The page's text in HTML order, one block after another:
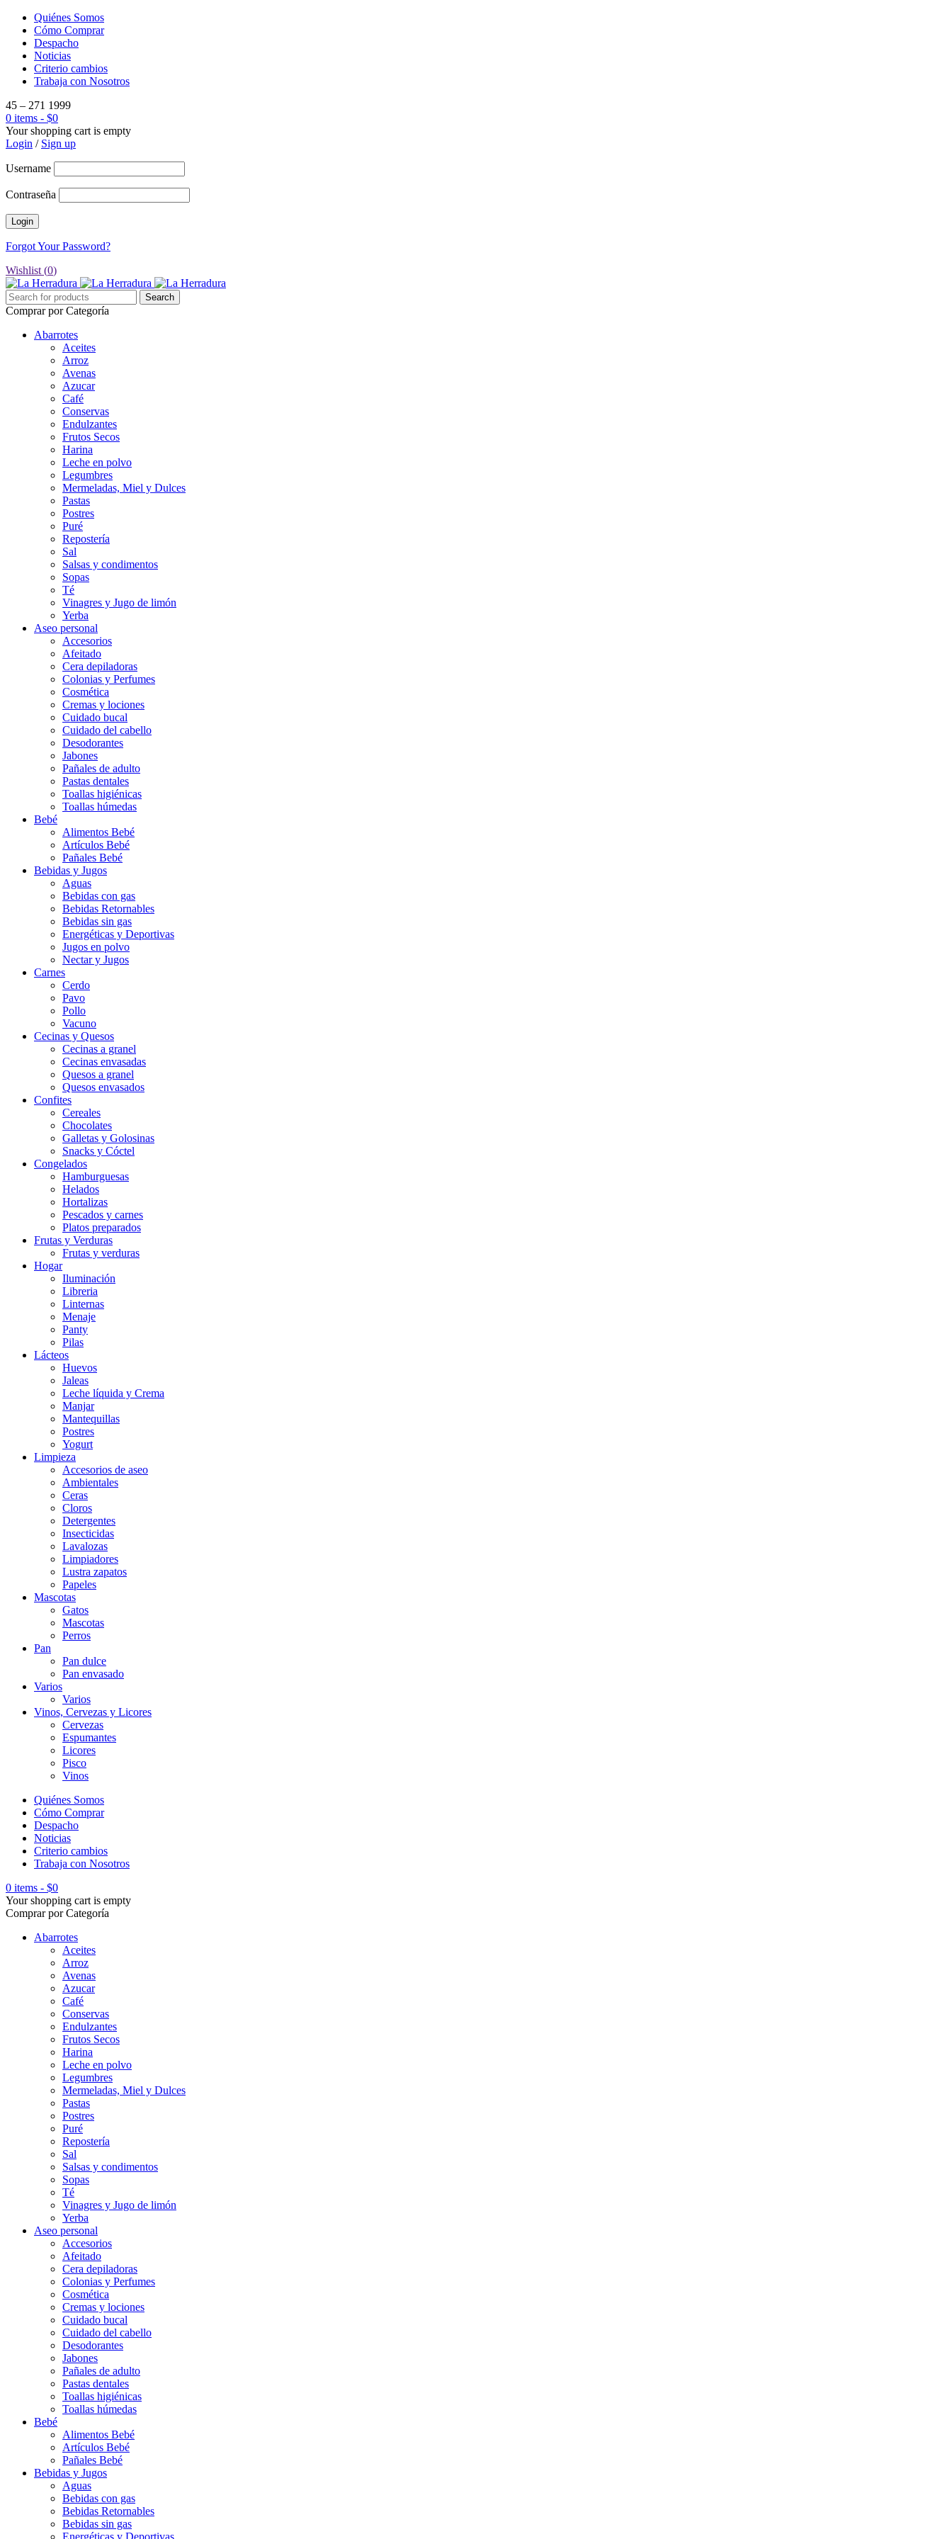
Quiénes Somos
Cómo Comprar
Despacho
Noticias
Criterio cambios
Trabaja con Nosotros
45 – 271 1999
0 items - $0
Your shopping cart is empty
Login / Sign up
Username
Contraseña
Forgot Your Password?
Wishlist (0)
Comprar por Categoría
Abarrotes
Aceites
Arroz
Avenas
Azucar
Café
Conservas
Endulzantes
Frutos Secos
Harina
Leche en polvo
Legumbres
Mermeladas, Miel y Dulces
Pastas
Postres
Puré
Repostería
Sal
Salsas y condimentos
Sopas
Té
Vinagres y Jugo de limón
Yerba
Aseo personal
Accesorios
Afeitado
Cera depiladoras
Colonias y Perfumes
Cosmética
Cremas y lociones
Cuidado bucal
Cuidado del cabello
Desodorantes
Jabones
Pañales de adulto
Pastas dentales
Toallas higiénicas
Toallas húmedas
Bebé
Alimentos Bebé
Artículos Bebé
Pañales Bebé
Bebidas y Jugos
Aguas
Bebidas con gas
Bebidas Retornables
Bebidas sin gas
Energéticas y Deportivas
Jugos en polvo
Nectar y Jugos
Carnes
Cerdo
Pavo
Pollo
Vacuno
Cecinas y Quesos
Cecinas a granel
Cecinas envasadas
Quesos a granel
Quesos envasados
Confites
Cereales
Chocolates
Galletas y Golosinas
Snacks y Cóctel
Congelados
Hamburguesas
Helados
Hortalizas
Pescados y carnes
Platos preparados
Frutas y Verduras
Frutas y verduras
Hogar
Iluminación
Libreria
Linternas
Menaje
Panty
Pilas
Lácteos
Huevos
Jaleas
Leche líquida y Crema
Manjar
Mantequillas
Postres
Yogurt
Limpieza
Accesorios de aseo
Ambientales
Ceras
Cloros
Detergentes
Insecticidas
Lavalozas
Limpiadores
Lustra zapatos
Papeles
Mascotas
Gatos
Mascotas
Perros
Pan
Pan dulce
Pan envasado
Varios
Varios
Vinos, Cervezas y Licores
Cervezas
Espumantes
Licores
Pisco
Vinos
Quiénes Somos
Cómo Comprar
Despacho
Noticias
Criterio cambios
Trabaja con Nosotros
0 items - $0
Your shopping cart is empty
Comprar por Categoría
Abarrotes
Aceites
Arroz
Avenas
Azucar
Café
Conservas
Endulzantes
Frutos Secos
Harina
Leche en polvo
Legumbres
Mermeladas, Miel y Dulces
Pastas
Postres
Puré
Repostería
Sal
Salsas y condimentos
Sopas
Té
Vinagres y Jugo de limón
Yerba
Aseo personal
Accesorios
Afeitado
Cera depiladoras
Colonias y Perfumes
Cosmética
Cremas y lociones
Cuidado bucal
Cuidado del cabello
Desodorantes
Jabones
Pañales de adulto
Pastas dentales
Toallas higiénicas
Toallas húmedas
Bebé
Alimentos Bebé
Artículos Bebé
Pañales Bebé
Bebidas y Jugos
Aguas
Bebidas con gas
Bebidas Retornables
Bebidas sin gas
Energéticas y Deportivas